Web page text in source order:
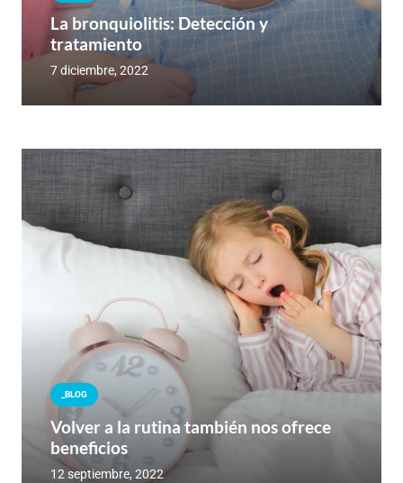
La bronquiolitis: Detección y
tratamiento
7 diciembre, 2022
_BLOG
Volver a la rutina también nos ofrece
beneficios
12 septiembre, 2022